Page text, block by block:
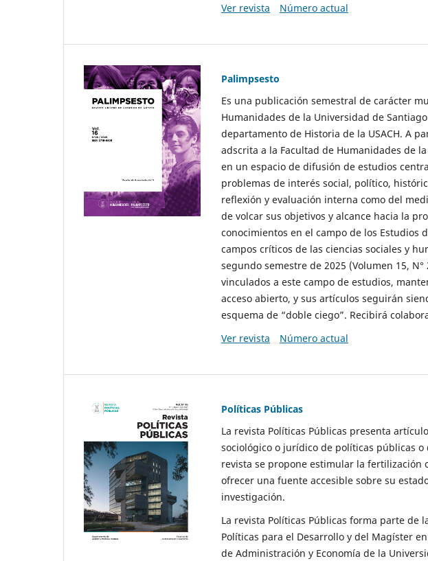
Ver revista
Número actual
Palimpsesto
Es una publicación semestral de carácter
Humanidades de la Universidad de
departamento de Historia de la USACH. A
adscrita a la Facultad de Humanidades de
en un espacio de difusión de estudios
problemas de interés social, político,
reflexión y evaluación interna como del
de volcar sus objetivos y alcance hacia la
conocimientos en el campo de los Estudios
campos críticos de las ciencias sociales y
segundo semestre de 2025 (Volumen 15, N°
vinculados a este campo de estudios,
acceso abierto, y sus artículos seguirán
esquema de “doble ciego”. Recibirá
Ver revista
Número actual
Políticas Públicas
La revista Políticas Públicas presenta
sociológico o jurídico de políticas públicas
revista se propone estimular la fertilización
ofrecer una fuente accesible sobre su
investigación.
La revista Políticas Públicas forma parte
Políticas para el Desarrollo y del Magíster
de Administración y Economía de la